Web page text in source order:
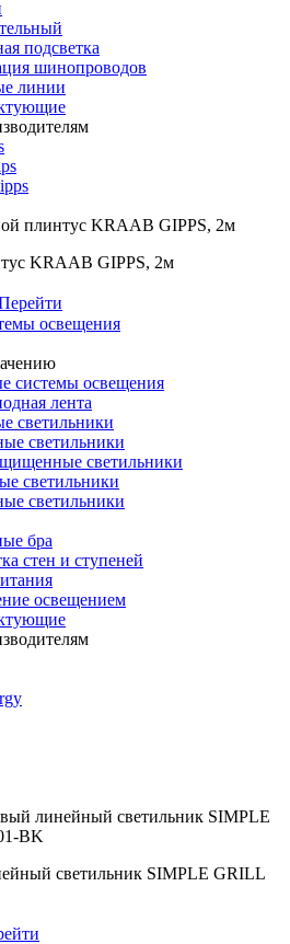
подсветка
шинопроводов
линии
KRAAB GIPPS, 2м
освещения
системы освещения
лента
светильники
светильники
светильники
светильники
светильники
бра
стен и ступеней
освещением
светильник SIMPLE GRILL